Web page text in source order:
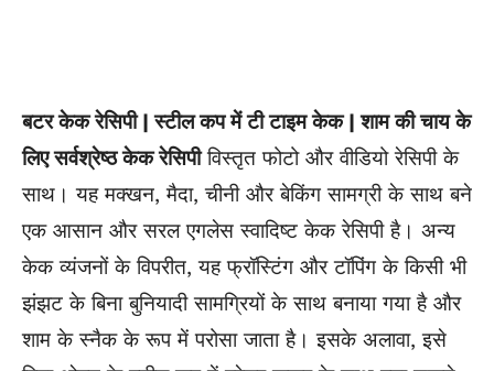
बटर केक रेसिपी | स्टील कप में टी टाइम केक | शाम की चाय के
लिए सर्वश्रेष्ठ केक रेसिपीविस्तृत फोटो और वीडियो रेसिपी के
साथ। यह मक्खन, मैदा, चीनी और बेकिंग सामग्री के साथ बने
एक आसान और सरल एगलेस स्वादिष्ट केक रेसिपी है। अन्य
केक व्यंजनों के विपरीत, यह फ्रॉस्टिंग और टॉपिंग के किसी भी
झंझट के बिना बुनियादीसामग्रियोंके साथ बनाया गया है और
शाम के स्नैक के रूप में परोसा जाता है। इसके अलावा, इसे